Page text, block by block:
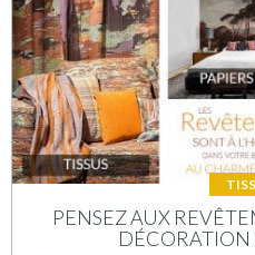
PENSEZ AUX